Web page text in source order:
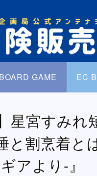
BOARD GAME EC
星宮すみ
と割烹着と
アより-』